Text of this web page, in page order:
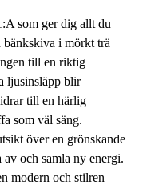
som ger dig allt du
i mörkt trä
till en riktig
ljusinsläpp blir
till en härlig
som väl säng.
över en grönskande
och samla ny energi.
modern och stilren